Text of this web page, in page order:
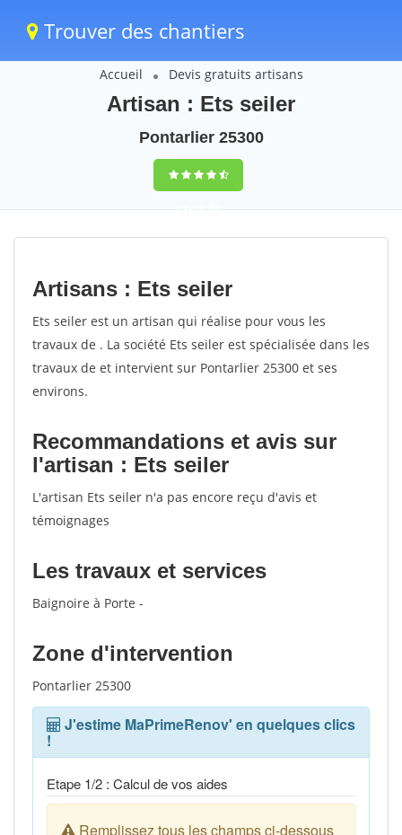
Trouver des chantiers
Accueil Devis gratuits artisans
Artisan : Ets seiler
Pontarlier 25300
trouver des
chantiers
4,8 (100%) 255
Artisans : Ets seiler
Ets seiler est un artisan qui réalise pour vous les
travaux de . La société Ets seiler est spécialisée dans les
travaux de et intervient sur Pontarlier 25300 et ses
environs.
Recommandations et avis sur
l'artisan : Ets seiler
L'artisan Ets seiler n'a pas encore reçu d'avis et
témoignages
Les travaux et services
Baignoire à Porte -
Zone d'intervention
Pontarlier 25300